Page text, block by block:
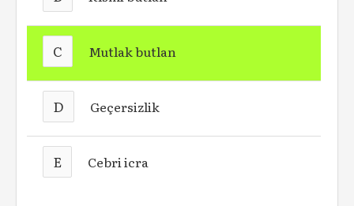
C Mutlak butlan
D Geçersizlik
E Cebri icra